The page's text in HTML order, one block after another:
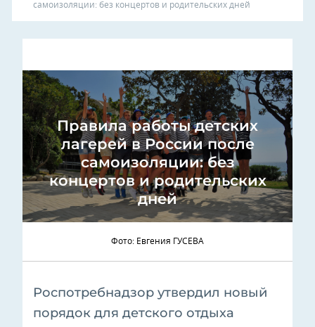
самоизоляции: без концертов и родительских дней
Правила работы детских
лагерей в России после
самоизоляции: без
концертов и родительских
дней
Фото: Евгения ГУСЕВА
Роспотребнадзор утвердил новый
порядок для детского отдыха